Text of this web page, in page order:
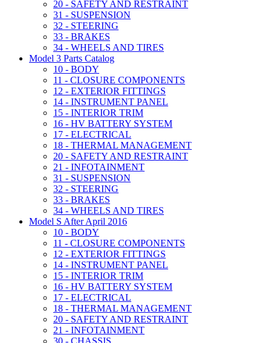
20 - SAFETY AND RESTRAINT
31 - SUSPENSION
32 - STEERING
33 - BRAKES
34 - WHEELS AND TIRES
Model 3 Parts Catalog
10 - BODY
11 - CLOSURE COMPONENTS
12 - EXTERIOR FITTINGS
14 - INSTRUMENT PANEL
15 - INTERIOR TRIM
16 - HV BATTERY SYSTEM
17 - ELECTRICAL
18 - THERMAL MANAGEMENT
20 - SAFETY AND RESTRAINT
21 - INFOTAINMENT
31 - SUSPENSION
32 - STEERING
33 - BRAKES
34 - WHEELS AND TIRES
Model S After April 2016
10 - BODY
11 - CLOSURE COMPONENTS
12 - EXTERIOR FITTINGS
14 - INSTRUMENT PANEL
15 - INTERIOR TRIM
16 - HV BATTERY SYSTEM
17 - ELECTRICAL
18 - THERMAL MANAGEMENT
20 - SAFETY AND RESTRAINT
21 - INFOTAINMENT